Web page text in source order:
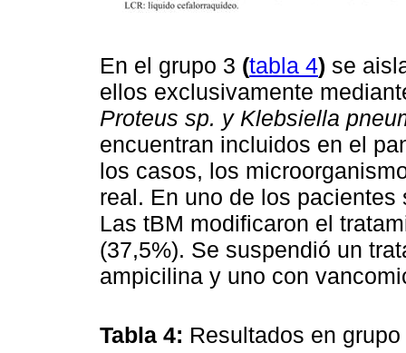
En el grupo 3 (tabla 4) se
ellos exclusivamente
Proteus sp. y Klebsiella
encuentran incluidos en el
los casos, los
real. En uno de los
Las tBM modificaron el
(37,5%). Se suspendió un
ampicilina y uno con
Tabla 4: Resultados en